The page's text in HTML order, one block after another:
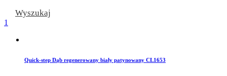
Wyszukaj
1
Quick-step Dąb regenerowany biały patynowany CL1653